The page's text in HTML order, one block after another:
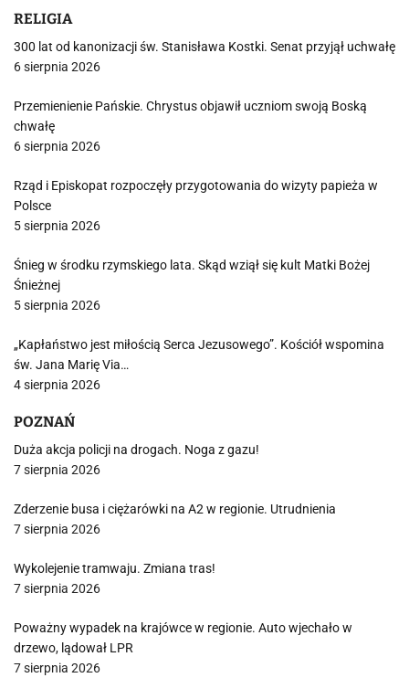
RELIGIA
300 lat od kanonizacji św. Stanisława Kostki. Senat przyjął uchwałę
6 sierpnia 2026
Przemienienie Pańskie. Chrystus objawił uczniom swoją Boską
chwałę
6 sierpnia 2026
Rząd i Episkopat rozpoczęły przygotowania do wizyty papieża w
Polsce
5 sierpnia 2026
Śnieg w środku rzymskiego lata. Skąd wziął się kult Matki Bożej
Śnieżnej
5 sierpnia 2026
„Kapłaństwo jest miłością Serca Jezusowego”. Kościół wspomina
św. Jana Marię Via…
4 sierpnia 2026
POZNAŃ
Duża akcja policji na drogach. Noga z gazu!
7 sierpnia 2026
Zderzenie busa i ciężarówki na A2 w regionie. Utrudnienia
7 sierpnia 2026
Wykolejenie tramwaju. Zmiana tras!
7 sierpnia 2026
Poważny wypadek na krajówce w regionie. Auto wjechało w
drzewo, lądował LPR
7 sierpnia 2026